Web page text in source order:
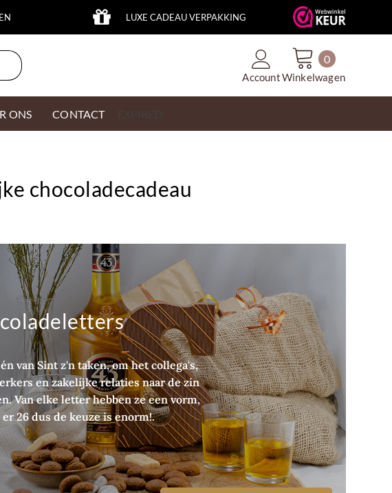
LUXE CADEAU VERPAKKING
Account
0
Winkelwagen
ONS CONTACT
chocoladecadeau
van Sint z'n taken, om het collega's,
en zakelijke relaties naar de zin
Van elke letter hebben ze een vorm,
26 dus de keuze is enorm!.